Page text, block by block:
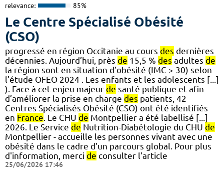
relevance: 85%
Le Centre Spécialisé Obésité
(CSO)
progressé en région Occitanie au cours des dernières
décennies. Aujourd’hui, près de 15,5 % des adultes de
la région sont en situation d’obésité (IMC > 30) selon
l’étude OFEO 2024 . Les enfants et les adolescents [...]
). Face à cet enjeu majeur de santé publique et afin
d’améliorer la prise en charge des patients, 42
Centres Spécialisés Obésité (CSO) ont été identifiés
en France. Le CHU de Montpellier a été labellisé [...]
2026. Le Service de Nutrition-Diabétologie du CHU de
Montpellier - accueille les personnes vivant avec une
obésité dans le cadre d'un parcours global. Pour plus
d'information, merci de consulter l'article
25/06/2026 17:46